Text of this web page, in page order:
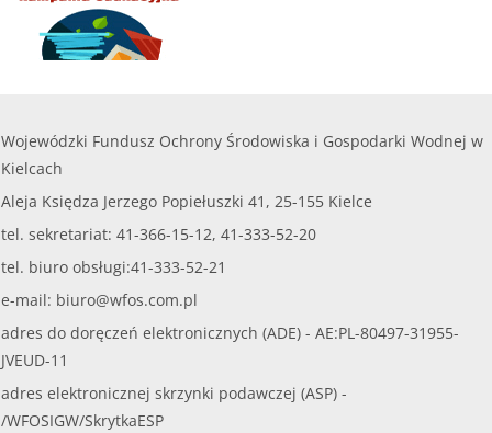
Wojewódzki Fundusz Ochrony Środowiska i Gospodarki Wodnej w
Kielcach
Aleja Księdza Jerzego Popiełuszki 41, 25-155 Kielce
tel. sekretariat: 41-366-15-12, 41-333-52-20
tel. biuro obsługi:41-333-52-21
e-mail: biuro@wfos.com.pl
adres do doręczeń elektronicznych (ADE) - AE:PL-80497-31955-
JVEUD-11
adres elektronicznej skrzynki podawczej (ASP) -
/WFOSIGW/SkrytkaESP